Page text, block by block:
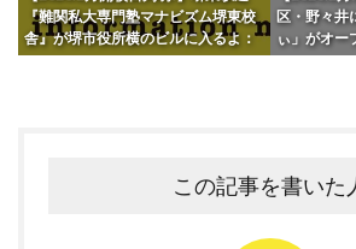
『難関私大専門塾マナビズム堺東校
舎』が堺市役所横のビルに入るよ：
区・野々井
ぃ」がオー
この記事を書いた